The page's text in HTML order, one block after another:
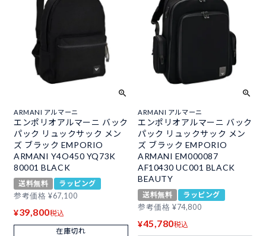
ARMANI アルマーニ
エンポリオアルマーニ バック
パック リュックサック メン
ズ ブラック EMPORIO
ARMANI Y4O450 YQ73K
80001 BLACK
送料無料
ラッピング
参考価格 ¥67,100
¥39,800税込
在庫切れ
ARMANI アルマーニ
エンポリオアルマーニ バック
パック リュックサック メン
ズ ブラック EMPORIO
ARMANI EM000087
AF10430 UC001 BLACK
BEAUTY
送料無料
ラッピング
参考価格 ¥74,800
¥45,780税込